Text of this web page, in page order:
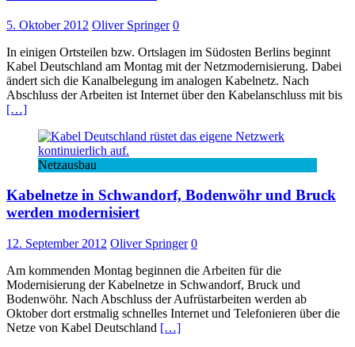
5. Oktober 2012 Oliver Springer 0
In einigen Ortsteilen bzw. Ortslagen im Südosten Berlins beginnt
Kabel Deutschland am Montag mit der Netzmodernisierung. Dabei
ändert sich die Kanalbelegung im analogen Kabelnetz. Nach
Abschluss der Arbeiten ist Internet über den Kabelanschluss mit bis
[…]
Netzausbau
Kabelnetze in Schwandorf, Bodenwöhr und Bruck
werden modernisiert
12. September 2012 Oliver Springer 0
Am kommenden Montag beginnen die Arbeiten für die
Modernisierung der Kabelnetze in Schwandorf, Bruck und
Bodenwöhr. Nach Abschluss der Aufrüstarbeiten werden ab
Oktober dort erstmalig schnelles Internet und Telefonieren über die
Netze von Kabel Deutschland […]